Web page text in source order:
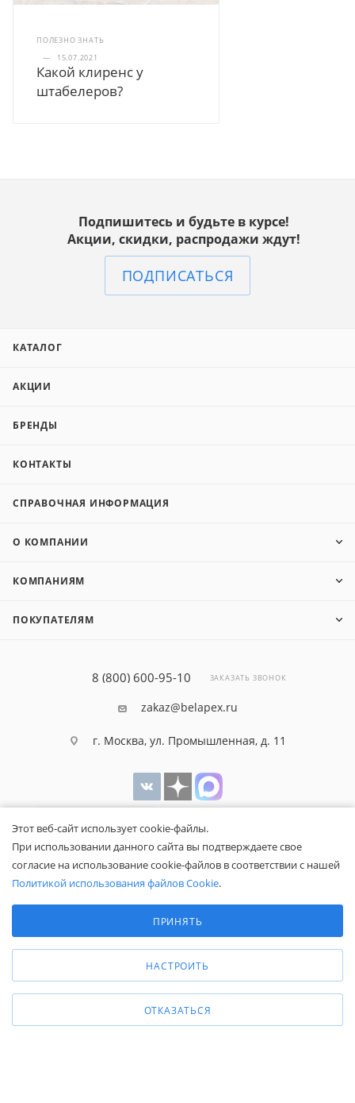
ПОЛЕЗНО ЗНАТЬ
—
15.07.2021
Какой клиренс у
штабелеров?
Подпишитесь и будьте в курсе!
Акции, скидки, распродажи ждут!
ПОДПИСАТЬСЯ
КАТАЛОГ
АКЦИИ
БРЕНДЫ
КОНТАКТЫ
СПРАВОЧНАЯ ИНФОРМАЦИЯ
О КОМПАНИИ
КОМПАНИЯМ
ПОКУПАТЕЛЯМ
8 (800) 600-95-10 ЗАКАЗАТЬ ЗВОНОК
zakaz@belapex.ru
г. Москва, ул. Промышленная, д. 11
Общество с ограниченной ответственностью «Белапекс», ИНН
9724044802
Обращаем ваше внимание, что вся представленная на сайте
информация носит исключительно информационный характер и не
является публичной офертой.
Вы принимаете условияполитики
пользовательского соглашения
когда оставляете свои данные в любой форме обратной связи на
Этот веб-сайт использует cookie-файлы.
При использовании данного сайта вы подтверждаете свое
согласие на использование cookie-файлов в соответствии с нашей
Политикой использования файлов Cookie.
Аналитические/Функциональные
ПРИНЯТЬ
НАСТРОИТЬ
ОТКАЗАТЬСЯ